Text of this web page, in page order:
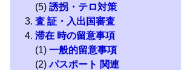
(5) 誘拐・テロ対策
査 証・入出国審査
滞在 時の留意事項
(1) 一般的留意事項
(2)パスポート 関連